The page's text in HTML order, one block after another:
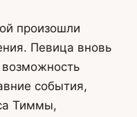
произошли
Певица вновь
события,
Тиммы,